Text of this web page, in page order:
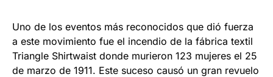
Uno de los eventos más reconocidos que dió fuerza
a este movimiento fue el incendio de la fábrica textil
Triangle Shirtwaist donde murieron 123 mujeres el 25
de marzo de 1911. Este suceso causó un gran revuelo